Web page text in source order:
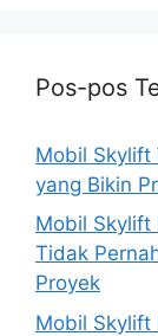
Pos-pos
Mobil Skylift
yang Bikin
Mobil Skylift
Tidak
Proyek
Mobil Skylift